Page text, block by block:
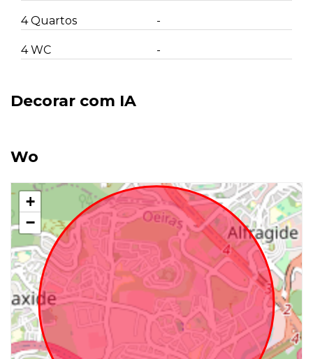
4 Quartos -
4 WC -
Decorar com IA
Wo
+
−